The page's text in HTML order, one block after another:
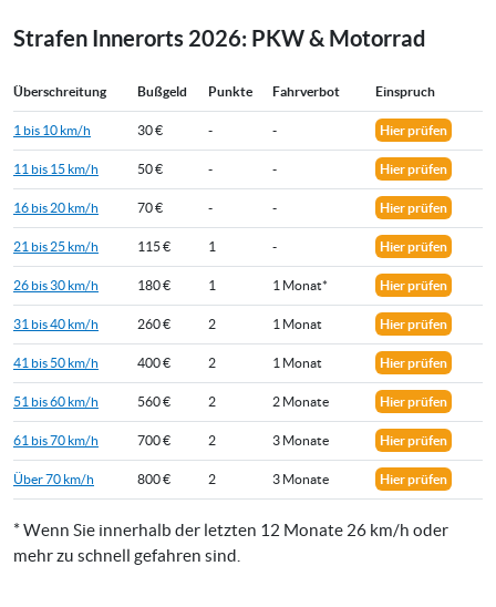
Strafen Innerorts 2026: PKW & Motorrad
Überschreitung Bußgeld Punkte Fahrverbot Einspruch
1 bis 10 km/h 30 € - - Hier prüfen
11 bis 15 km/h 50 € - - Hier prüfen
16 bis 20 km/h 70 € - - Hier prüfen
21 bis 25 km/h 115 € 1 - Hier prüfen
26 bis 30 km/h 180 € 1 1 Monat* Hier prüfen
31 bis 40 km/h 260 € 2 1 Monat Hier prüfen
41 bis 50 km/h 400 € 2 1 Monat Hier prüfen
51 bis 60 km/h 560 € 2 2 Monate Hier prüfen
61 bis 70 km/h 700 € 2 3 Monate Hier prüfen
Über 70 km/h 800 € 2 3 Monate Hier prüfen
* Wenn Sie innerhalb der letzten 12 Monate 26 km/h oder
mehr zu schnell gefahren sind.